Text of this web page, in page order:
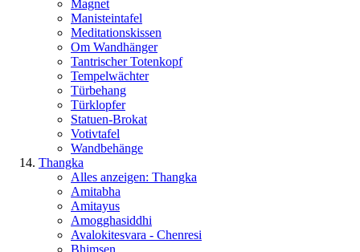
Magnet
Manisteintafel
Meditationskissen
Om Wandhänger
Tantrischer Totenkopf
Tempelwächter
Türbehang
Türklopfer
Statuen-Brokat
Votivtafel
Wandbehänge
Thangka
Alles anzeigen: Thangka
Amitabha
Amitayus
Amogghasiddhi
Avalokitesvara - Chenresi
Bhimsen